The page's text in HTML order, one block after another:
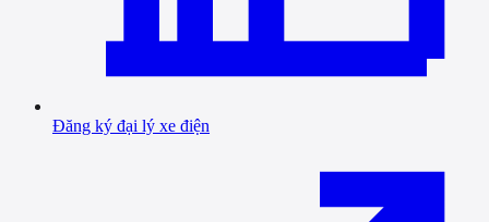
Đăng ký đại lý xe điện